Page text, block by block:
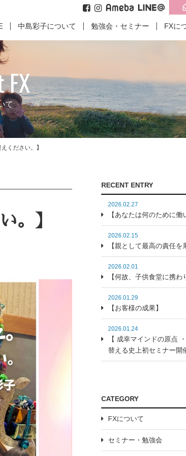
中島彩子について 勉強会・セミナー FXに
【何故、子供食堂に携わりは
じめたのか？】
【成幸マインドお客様の成
果】
て
ください。】
。】
RECENT ENTRY
2026.02.27
【あなたは何のために働
2026.02.15
【親として最高の責任を
2026.02.01
【何故、子供食堂に携わ
2026.01.29
【お客様の成果】
2026.01.24
【 成幸マインドの原点
替える史上初セミナー開
CATEGORY
FXについて
セミナー・勉強会